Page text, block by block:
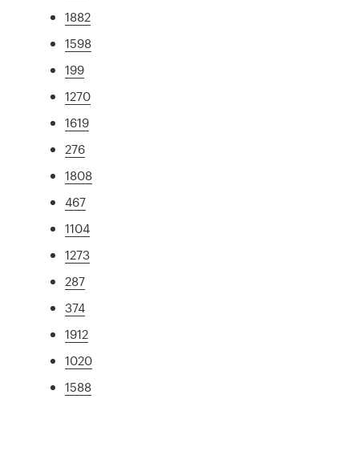
1882
1598
199
1270
1619
276
1808
467
1104
1273
287
374
1912
1020
1588